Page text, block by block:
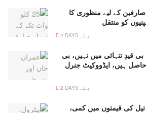
صارفین کے لیے منظوری کا
کو منتقل
2 DAYS پہلے
قیدِ تنہائی میں نہیں، بی
ہیں، ایڈووکیٹ جنرل
2 DAYS پہلے
تیل کی قیمتوں میں کمی،